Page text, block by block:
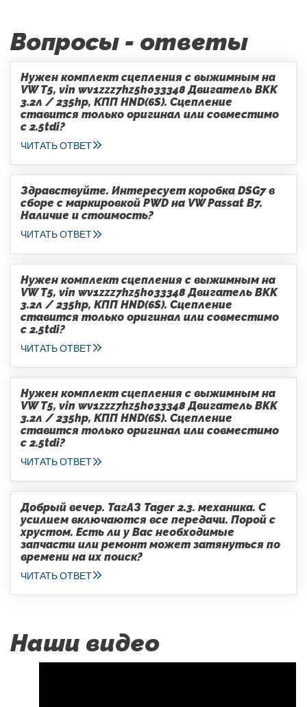
Вопросы - ответы
Нужен комплект сцепления с выжимным на
VW T5, vin wv1zzz7hz5h033348 Двигатель BKK
3.2л / 235hp, КПП HND(6S). Сцепление
ставится только оригинал или совместимо
с 2.5tdi?
ЧИТАТЬ ОТВЕТ
Здравствуйте. Интересует коробка DSG7 в
сборе с маркировкой PWD на VW Passat B7.
Наличие и стоимость?
ЧИТАТЬ ОТВЕТ
Нужен комплект сцепления с выжимным на
VW T5, vin wv1zzz7hz5h033348 Двигатель BKK
3.2л / 235hp, КПП HND(6S). Сцепление
ставится только оригинал или совместимо
с 2.5tdi?
ЧИТАТЬ ОТВЕТ
Нужен комплект сцепления с выжимным на
VW T5, vin wv1zzz7hz5h033348 Двигатель BKK
3.2л / 235hp, КПП HND(6S). Сцепление
ставится только оригинал или совместимо
с 2.5tdi?
ЧИТАТЬ ОТВЕТ
Добрый вечер. ТагАЗ Tager 2.3. механика. С
усилием включаются все передачи. Порой с
хрустом. Есть ли у Вас необходимые
запчасти или ремонт может затянуться по
времени на их поиск?
ЧИТАТЬ ОТВЕТ
Наши видео